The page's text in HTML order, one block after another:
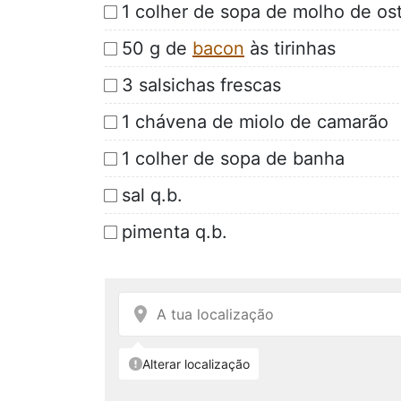
1 colher de sopa de molho de
50 g de bacon às tirinhas
3 salsichas frescas
1 chávena de miolo de camarão
1 colher de sopa de banha
sal q.b.
pimenta q.b.